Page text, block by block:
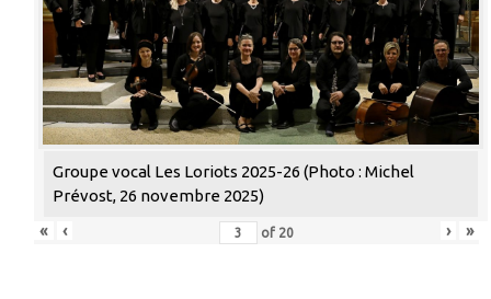
Groupe vocal Les Loriots 2025-26 (Photo : Michel
Prévost, 26 novembre 2025)
«
‹ of 20 › »